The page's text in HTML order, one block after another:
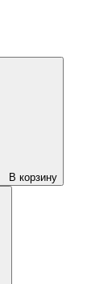
В корзину